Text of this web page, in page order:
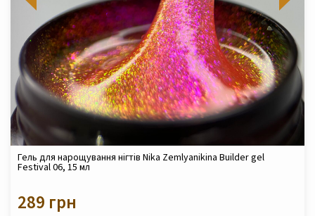
Гель для нарощування нігтів Nika Zemlyanikina Builder gel
Festival 06, 15 мл
289 грн